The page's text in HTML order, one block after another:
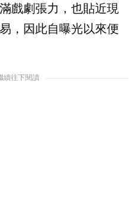
戲劇張力，也貼近現
，因此自曝光以來便
續往下閱讀